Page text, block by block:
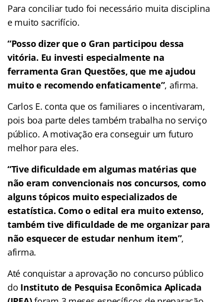
Para conciliar tudo foi necessário muita disciplina
e muito sacrifício.
“Posso dizer que o Gran participou dessa
vitória. Eu investi especialmente na
ferramenta Gran Questões, que me ajudou
muito e recomendo enfaticamente”, afirma.
Carlos E. conta que os familiares o incentivaram,
pois boa parte deles também trabalha no serviço
público. A motivação era conseguir um futuro
melhor para eles.
“Tive dificuldade em algumas matérias que
não eram convencionais nos concursos, como
alguns tópicos muito especializados de
estatística. Como o edital era muito extenso,
também tive dificuldade de me organizar para
não esquecer de estudar nenhum item”,
afirma.
Até conquistar a aprovação no concurso público
do Instituto de Pesquisa Econômica Aplicada